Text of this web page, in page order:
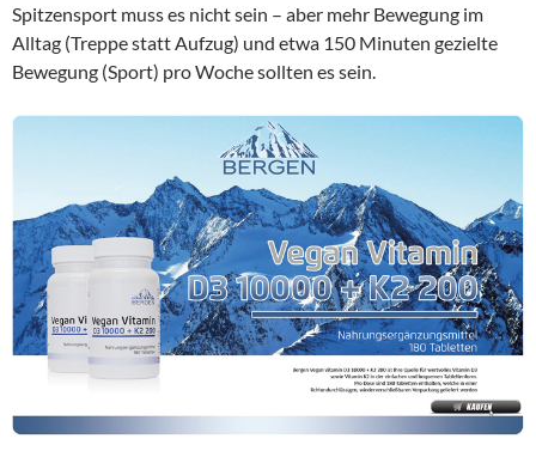
Spitzensport muss es nicht sein – aber mehr Bewegung im
Alltag (Treppe statt Aufzug) und etwa 150 Minuten gezielte
Bewegung (Sport) pro Woche sollten es sein.